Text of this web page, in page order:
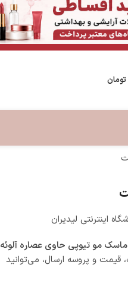
تومان
اینترنتی لیدیران
ماسک مو تیوپی حاوی عصاره آلوئه
و پروسه ارسال، می‌توانید